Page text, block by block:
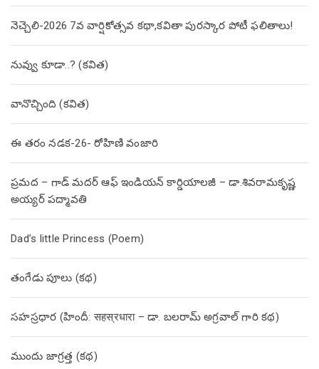
నెచ్చెలి-2026 7వ వార్షికోత్సవ కథా,కవితా పురస్కార పోటీ ఫలితాలు!
నువ్వు కూడా..? (కవిత)
వానొచ్చింది (కవిత)
ఈ తరం నడక-26- రోహిణి వంజారి
ప్రమద – గాడ్ మదర్ ఆఫ్ ఇండియన్ కార్డియాలజీ – డా.శివరామకృష్ణ
అయ్యర్ పద్మావతి
Dad’s little Princess (Poem)
తంగేడు పూలు (క‌థ‌)
సహస్రధార (హిందీ: सहस्रधारा – డా. బలరామ్ అగ్రవాల్ గారి కథ)
ముందు జాగ్రత్త (క‌థ‌)